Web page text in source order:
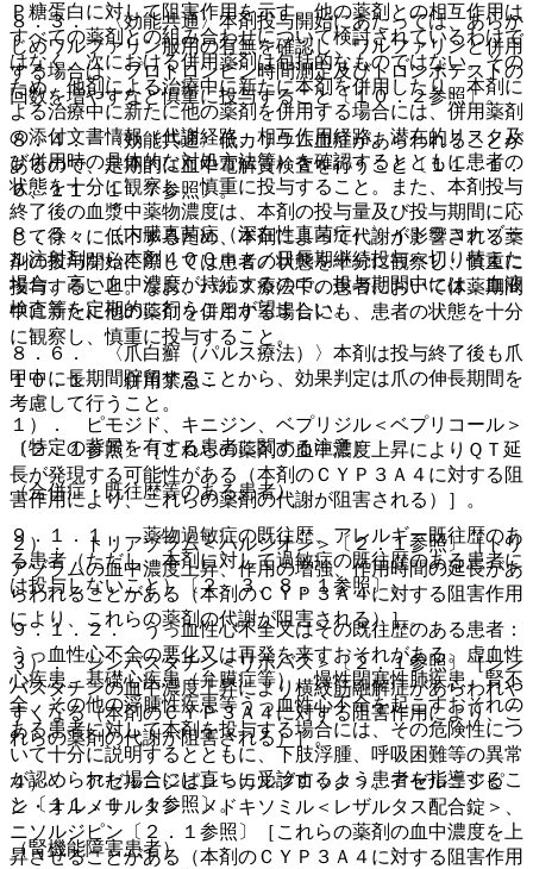
Ｐ糖蛋白に対して阻害作用を示す。他の薬剤との相互作用は
すべての薬剤との組み合わせについて検討されているわけで
はなく、次における併用薬剤は包括的なものではない。その
ため、他剤による治療中に新たに本剤を併用したり、本剤に
よる治療中に新たに他の薬剤を併用する場合には、併用薬剤
の添付文書情報（代謝経路、相互作用経路、潜在的リスク及
び併用時の具体的な対処方法等）を確認するとともに患者の
状態を十分に観察し、慎重に投与すること。また、本剤投与
終了後の血漿中薬物濃度は、本剤の投与量及び投与期間に応
じて徐々に低下するため、本剤によって代謝が影響される薬
剤の投与開始に際しては患者の状態を十分に観察し、慎重に
投与すること。なお、パルス療法中の患者において休薬期間
中に新たに他の薬剤を併用する場合にも、患者の状態を十分
に観察し、慎重に投与すること。
１０．１． 併用禁忌：
１）． ピモジド、キニジン、ベプリジル＜ベプリコール＞
〔２．１参照〕［これらの薬剤の血中濃度上昇によりＱＴ延
長が発現する可能性がある（本剤のＣＹＰ３Ａ４に対する阻
害作用により、これらの薬剤の代謝が阻害される）］。
２）． トリアゾラム＜ハルシオン＞〔２．１参照〕［トリ
アゾラムの血中濃度上昇、作用の増強、作用時間の延長があ
らわれることがある（本剤のＣＹＰ３Ａ４に対する阻害作用
により、これらの薬剤の代謝が阻害される）］。
３）． シンバスタチン＜リポバス＞〔２．１参照〕［シン
バスタチンの血中濃度上昇により横紋筋融解症があらわれや
すくなる（本剤のＣＹＰ３Ａ４に対する阻害作用により、こ
れらの薬剤の代謝が阻害される）］。
４）． アゼルニジピン＜カルブロック＞、アゼルニジピ
ン・オルメサルタン メドキソミル＜レザルタス配合錠＞、
ニソルジピン〔２．１参照〕［これらの薬剤の血中濃度を上
昇させることがある（本剤のＣＹＰ３Ａ４に対する阻害作用
８．３． 〈効能共通〉本剤投与開始にあたっては、あらか
じめワルファリン服用の有無を確認し、ワルファリンと併用
する場合は、プロトロンビン時間測定及びトロンボテストの
回数を増やすなど慎重に投与すること〔１０．２参照〕。
８．４． 〈効能共通〉低カリウム血症があらわれることが
あるので、定期的に血中電解質検査を行うこと〔１１．１．
６、１１．１．７参照〕。
８．５． 〈内臓真菌症（深在性真菌症）〉イトラコナゾー
ル注射剤から本剤４００ｍｇ／日長期継続投与へ切り替えた
場合、高い血中濃度が持続するので、投与期間中には、血液
検査等を定期的に行うことが望ましい。
８．６． 〈爪白癬（パルス療法）〉本剤は投与終了後も爪
甲中に長期間貯留することから、効果判定は爪の伸長期間を
考慮して行うこと。
（特定の背景を有する患者に関する注意）
（合併症・既往歴等のある患者）
９．１．１． 薬物過敏症の既往歴、アレルギー既往歴のあ
る患者（ただし、本剤に対して過敏症の既往歴のある患者に
は投与しないこと）〔２．３、８．１参照〕。
９．１．２． うっ血性心不全又はその既往歴のある患者：
うっ血性心不全の悪化又は再発を来すおそれがある。虚血性
心疾患、基礎心疾患（弁膜症等）、慢性閉塞性肺疾患、腎不
全、その他の浮腫性疾患等うっ血性心不全を起こすおそれの
ある患者に対して本剤を投与する場合には、その危険性につ
いて十分に説明するとともに、下肢浮腫、呼吸困難等の異常
が認められた場合には直ちに受診するよう患者を指導するこ
と〔１１．１．１参照〕。
（腎機能障害患者）